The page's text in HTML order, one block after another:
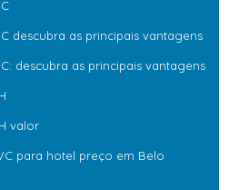
descubra as principais vantagens
descubra as principais vantagens
valor
para hotel preço em Belo